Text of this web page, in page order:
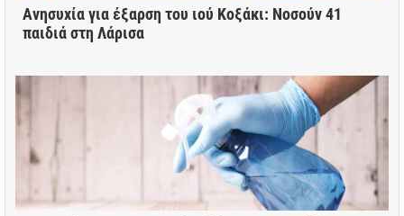
Ανησυχία για έξαρση του ιού Κοξάκι: Νοσούν 41
παιδιά στη Λάρισα